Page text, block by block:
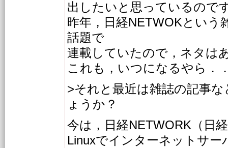
出したいと思っているので
昨年，日経NETWOKという
話題で
連載していたので，ネタは
これも，いつになるやら．
>それと最近は雑誌の記事
ょうか？
今は，日経NETWORK（日
Linuxでインターネットサー